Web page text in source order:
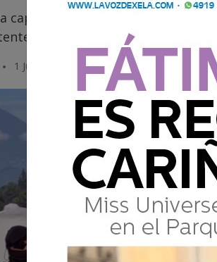
capital, el detenido fue puesto a
quienes deberán conocer el
1 Junio 2026 09:08